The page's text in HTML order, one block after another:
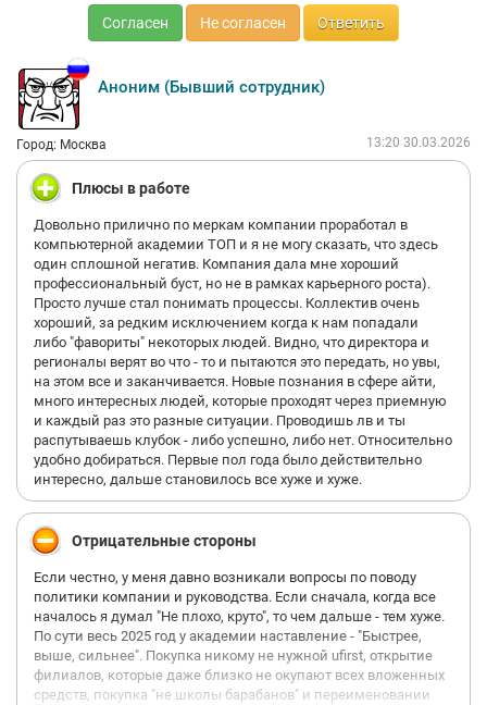
Согласен Не согласен Ответить
Аноним (Бывший сотрудник)
Город: Москва 13:20 30.03.2026
Плюсы в работе
Довольно прилично по меркам компании проработал в
компьютерной академии ТОП и я не могу сказать, что здесь
один сплошной негатив. Компания дала мне хороший
профессиональный буст, но не в рамках карьерного роста).
Просто лучше стал понимать процессы. Коллектив очень
хороший, за редким исключением когда к нам попадали
либо "фавориты" некоторых людей. Видно, что директора и
регионалы верят во что - то и пытаются это передать, но увы,
на этом все и заканчивается. Новые познания в сфере айти,
много интересных людей, которые проходят через приемную
и каждый раз это разные ситуации. Проводишь лв и ты
распутываешь клубок - либо успешно, либо нет. Относительно
удобно добираться. Первые пол года было действительно
интересно, дальше становилось все хуже и хуже.
Отрицательные стороны
Если честно, у меня давно возникали вопросы по поводу
политики компании и руководства. Если сначала, когда все
началось я думал "Не плохо, круто", то чем дальше - тем хуже.
По сути весь 2025 год у академии наставление - "Быстрее,
выше, сильнее". Покупка никому не нужной ufirst, открытие
филиалов, которые даже близко не окупают всех вложенных
средств, покупка "не школы барабанов" и переименовании